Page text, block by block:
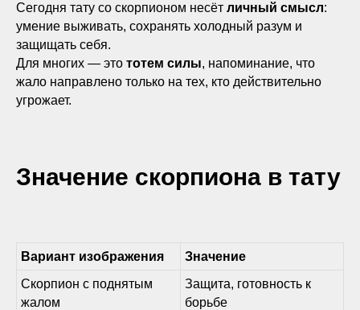
Сегодня тату со скорпионом несёт личный смысл:
умение выживать, сохранять холодный разум и
защищать себя.
Для многих — это тотем силы, напоминание, что
жало направлено только на тех, кто действительно
угрожает.
Значение скорпиона в тату
Вариант изображения
Значение
Скорпион с поднятым
жалом
Защита, готовность к
борьбе